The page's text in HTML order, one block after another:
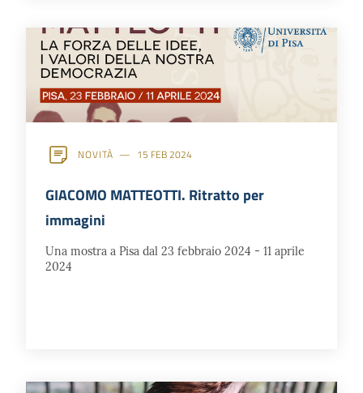
NOVITÀ 15 FEB 2024
GIACOMO MATTEOTTI. Ritratto per
immagini
Una mostra a Pisa dal 23 febbraio 2024 - 11 aprile
2024